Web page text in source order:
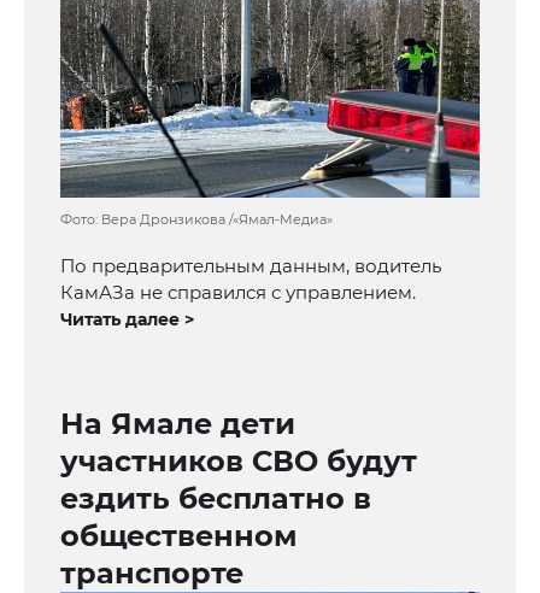
Фото: Вера Дронзикова /«Ямал-Медиа»
По предварительным данным, водитель
КамАЗа не справился с управлением.
Читать далее >
На Ямале дети
участников СВО будут
ездить бесплатно в
общественном
транспорте